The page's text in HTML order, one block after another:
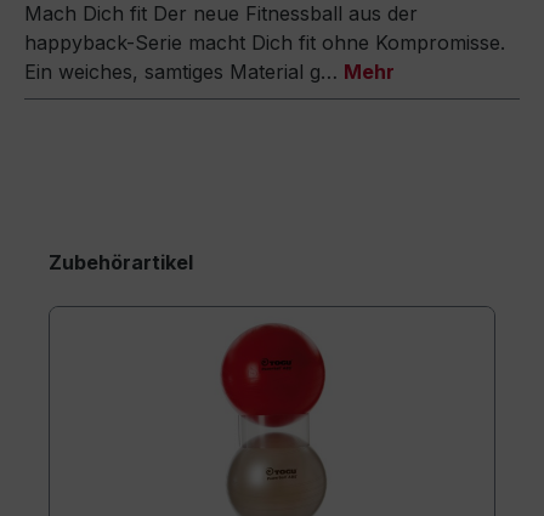
Mach Dich fit Der neue Fitnessball aus der
happyback-Serie macht Dich fit ohne Kompromisse.
Ein weiches, samtiges Material g… Mehr
Zubehörartikel